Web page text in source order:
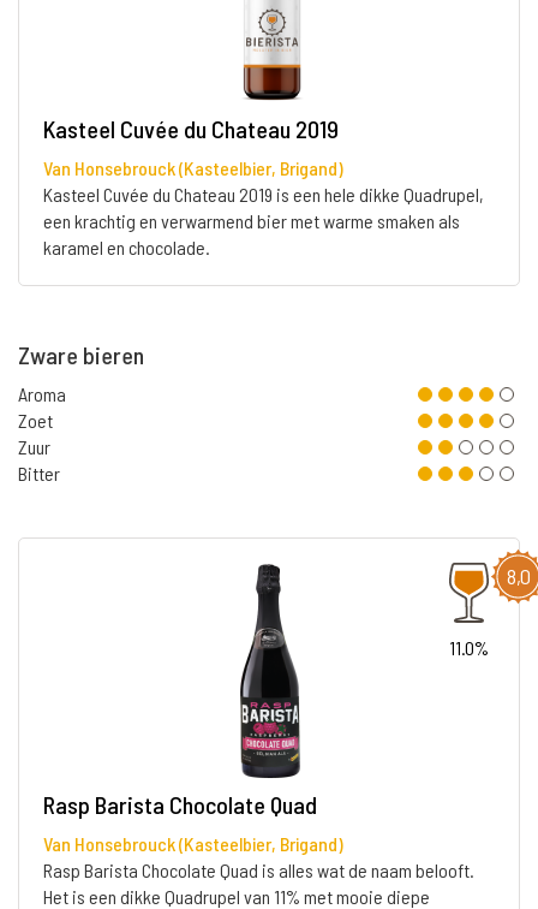
Kasteel Cuvée du Chateau 2019
Van Honsebrouck (Kasteelbier, Brigand)
Kasteel Cuvée du Chateau 2019 is een hele dikke Quadrupel,
een krachtig en verwarmend bier met warme smaken als
karamel en chocolade.
Zware bieren
Aroma
Zoet
Zuur
Bitter
8,0
11.0%
Rasp Barista Chocolate Quad
Van Honsebrouck (Kasteelbier, Brigand)
Rasp Barista Chocolate Quad is alles wat de naam belooft.
Het is een dikke Quadrupel van 11% met mooie diepe